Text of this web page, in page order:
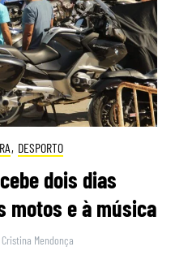
, DESPORTO
dois dias
motos e à música
Cristina Mendonça